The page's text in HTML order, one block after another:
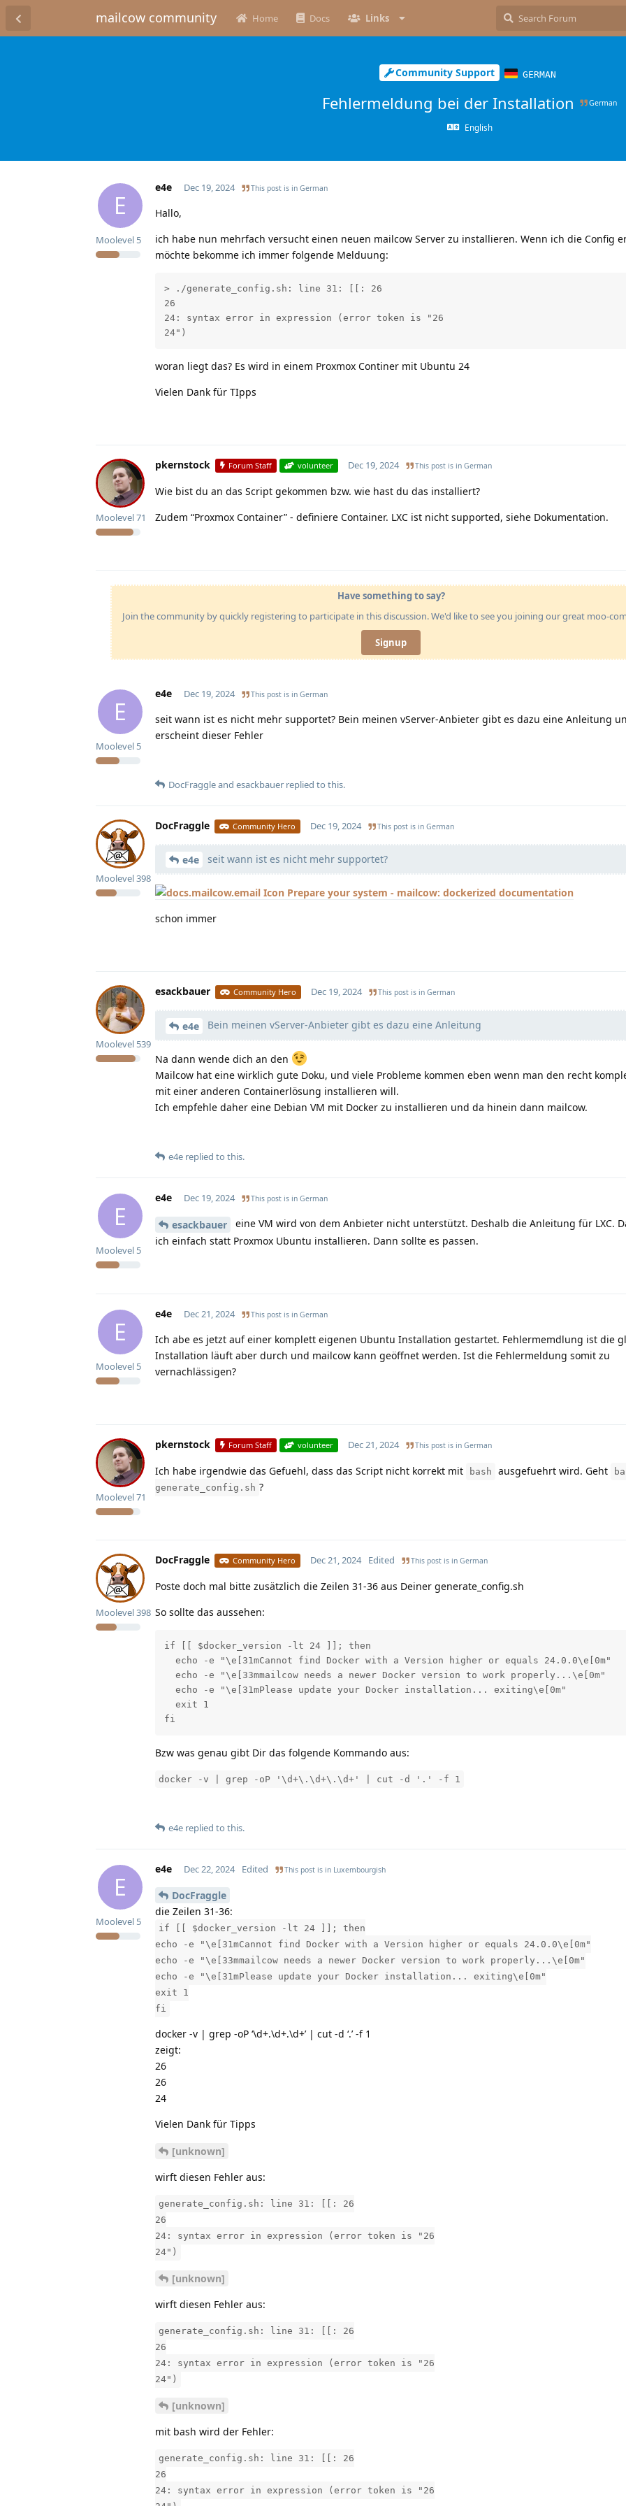
mailcow community Home Docs Links
Community Support GERMAN
Fehlermeldung bei der Installation German
English
E
e4e
Moolevel 5
Dec 19, 2024 This post is in German
Hallo,
ich habe nun mehrfach versucht einen neuen mailcow Server zu installieren. Wenn ich die Config
möchte bekomme ich immer folgende Melduung:
> ./generate_config.sh: line 31: [[: 26
26
24: syntax error in expression (error token is "26
24")
woran liegt das? Es wird in einem Proxmox Continer mit Ubuntu 24
Vielen Dank für TIpps
pkernstock Forum Staff volunteer
Moolevel71
Dec 19, 2024 This post is inGerman
Wie bist du an das Script gekommen bzw. wie hast du das installiert?
Zudem “Proxmox Container” - definiere Container. LXC ist nicht supported, siehe Dokumentation.
Have something to say?
Join the community by quickly registering to participate in this discussion. We'd like to see you joining our great moo-
Signup
E
e4e
Moolevel 5
Dec 19, 2024 This post is in German
seit wann ist es nicht mehr supportet? Bein meinen vServer-Anbieter gibt es dazu eine Anleitung
erscheint dieser Fehler
DocFraggleand esackbauer replied to this.
DocFraggle Community Hero
Moolevel398
Dec 19, 2024 This post is in German
e4e seit wann ist es nicht mehr supportet?
Prepare your system - mailcow: dockerized documentation
schon immer
esackbauer Community Hero
Moolevel 539
Dec 19, 2024 This post is in German
e4e Bein meinen vServer-Anbieter gibt es dazu eine Anleitung
Na dann wende dich an den
Mailcow hat eine wirklich gute Doku, und viele Probleme kommen eben wenn man den recht
mit einer anderen Containerlösung installieren will.
Ich empfehle daher eine Debian VM mit Docker zu installieren und da hinein dann mailcow.
e4e replied to this.
E
e4e
Moolevel 5
Dec 19, 2024 This post is in German
esackbauer
eine VM wird von dem Anbieter nicht unterstützt. Deshalb die Anleitung für LXC.
ich einfach statt Proxmox Ubuntu installieren. Dann sollte es passen.
E
e4e
Moolevel 5
Dec 21, 2024 This post is in German
Ich abe es jetzt auf einer komplett eigenen Ubuntu Installation gestartet. Fehlermemdlung ist die
Installation läuft aber durch und mailcow kann geöffnet werden. Ist die Fehlermeldung somit zu
vernachlässigen?
pkernstock Forum Staff volunteer
Moolevel71
Dec 21, 2024 This post is inGerman
Ich habe irgendwie das Gefuehl, dass das Script nicht korrekt mit bash ausgefuehrt wird. Geht
generate_config.sh ?
DocFraggle Community Hero
Moolevel398
Dec 21, 2024 Edited This post is in German
Poste doch mal bitte zusätzlich die Zeilen 31-36 aus Deiner generate_config.sh
So sollte das aussehen:
if [[ $docker_version -lt 24 ]]; then
  echo -e "\e[31mCannot find Docker with a Version higher or equals 24.0.0\e[0m"
  echo -e "\e[33mmailcow needs a newer Docker version to work properly...\e[0m"
  echo -e "\e[31mPlease update your Docker installation... exiting\e[0m"
  exit 1
fi
Bzw was genau gibt Dir das folgende Kommando aus:
docker -v | grep -oP '\d+\.\d+\.\d+' | cut -d '.' -f 1
e4e replied to this.
E
e4e
Moolevel 5
Dec 22, 2024 Edited This post is in Luxembourgish
DocFraggle
die Zeilen 31-36:
if [[ $docker_version -lt 24 ]]; then
echo -e "\e[31mCannot find Docker with a Version higher or equals 24.0.0\e[0m"
echo -e "\e[33mmailcow needs a newer Docker version to work properly...\e[0m"
echo -e "\e[31mPlease update your Docker installation... exiting\e[0m"
exit 1
fi
docker -v | grep -oP ‘\d+.\d+.\d+’ | cut -d ‘.’ -f 1
zeigt:
26
26
24
Vielen Dank für Tipps
[unknown]
wirft diesen Fehler aus:
generate_config.sh: line 31: [[: 26
26
24: syntax error in expression (error token is "26
24")
[unknown]
wirft diesen Fehler aus:
generate_config.sh: line 31: [[: 26
26
24: syntax error in expression (error token is "26
24")
[unknown]
mit bash wird der Fehler:
generate_config.sh: line 31: [[: 26
26
24: syntax error in expression (error token is "26